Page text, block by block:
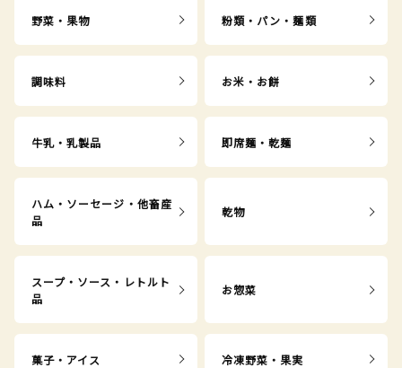
野菜・果物 粉類・パン・麺類
調味料 お米・お餅
牛乳・乳製品 即席麺・乾麺
ハム・ソーセージ・他畜産
品
乾物
スープ・ソース・レトルト
品
お惣菜
菓子・アイス 冷凍野菜・果実